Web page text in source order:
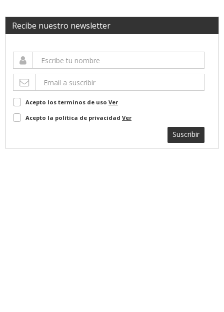
Recibe nuestro newsletter
Acepto los terminos de uso Ver
Acepto la política de privacidad Ver
Suscribir